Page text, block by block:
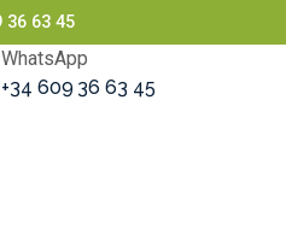
36 63 45
WhatsApp
+34 609 36 63 45